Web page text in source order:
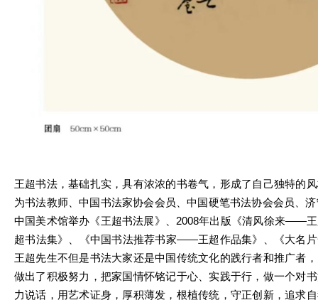
王超书法，基础扎实，具有浓浓的书卷气，形成了自己独特的
为书法教师、中国书法家协会会员、中国硬笔书法协会会员、
中国美术馆举办《王超书法展》、2008年出版《清风徐来——
超书法集》、《中国书法推荐书家——王超作品集》、《大名
王超先生不但是书法大家还是中国传统文化的践行者和推广者
做出了积极努力，把家国情怀铭记于心、实践于行，做一个对
力说话，用艺术证身，厚积薄发，根植传统，守正创新，追求